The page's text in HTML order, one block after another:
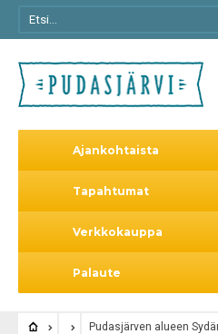
Ajankohtaista
Tapahtumat
Verkkokauppa
Palaute
Pudasjärven alueen